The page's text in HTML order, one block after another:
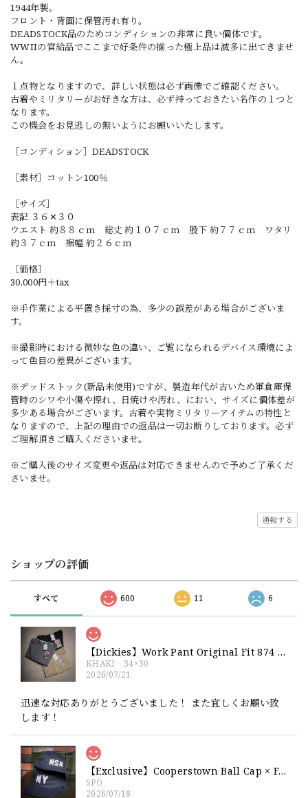
1944年製。
フロント・背面に保管汚れ有り。
DEADSTOCK品のためコンディションの非常に良い個体です。
WWIIの官給品でここまで好条件の揃った極上品は滅多に出てきませ
ん。
１点物となりますので、詳しい状態は必ず画像でご確認ください。
古着やミリタリーがお好きな方は、必ず持っておきたい名作の１つと
なります。
この機会をお見逃しの無いようにお願いいたします。
［コンディション］DEADSTOCK
［素材］コットン100％
［サイズ］
表記 ３６✕３０
ウエスト 約８８ｃｍ 総丈 約１０７ｃｍ 股下 約７７ｃｍ ワタリ
約３７ｃｍ 裾幅 約２６ｃｍ
［価格］
30,000円＋tax
※手作業による平置き採寸の為、多少の誤差がある場合がございま
す。
※撮影時における微妙な色の違い、ご覧になられるデバイス環境によ
って色目の差異がございます。
※デッドストック(新品未使用)ですが、製造年代が古いため軍倉庫保
管時のシワや小傷や擦れ、日焼けや汚れ、におい、サイズに個体差が
多少ある場合がございます。古着や実物ミリタリーアイテムの特性と
なりますので、上記の理由での返品は一切お断りしております。必ず
ご理解頂きご購入くださいませ。
※ご購入後のサイズ変更や返品は対応できませんので予めご了承くだ
さいませ。
通報する
ショップの評価
すべて 600 11 6
【Dickies】Work Pant Original Fit 874 新品 ディッキーズ オリジナルフィット ワークパンツ
KHAKI 34×30
2026/07/21
迅速な対応ありがとうございました！ また宜しくお願い致
します！
【Exclusive】Cooperstown Ball Cap × FAR EAST SIGNAL "NSN / NY" NAVY×WHITE Made in USA 別注 新品 クーパーズタウンボールキャップ 6パネル 紺
SPO
2026/07/18